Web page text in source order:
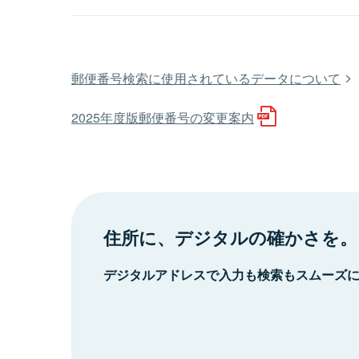
郵便番号検索に使用されているデータについて
2025年度版郵便番号の変更案内
住所に、デジタルの確かさを。
デジタルアドレスで入力も検索もスムーズ